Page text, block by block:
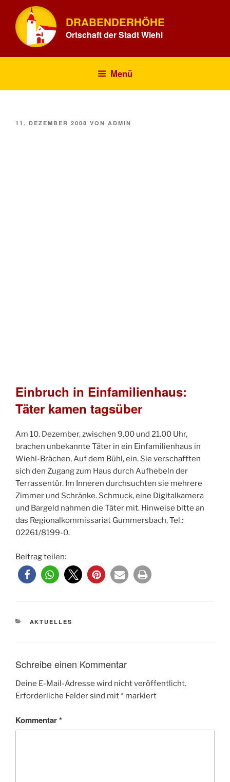
Inhalt
springen
DRABENDERHÖHE
Ortschaft der Stadt Wiehl
Menü
VERÖFFENTLICHT
11. DEZEMBER 2008 VON ADMIN
Einbruch in Einfamilienhaus:
Täter kamen tagsüber
Am 10. Dezember, zwischen 9.00 und 21.00 Uhr,
brachen unbekannte Täter in ein Einfamilienhaus in
Wiehl-Brächen, Auf dem Bühl, ein. Sie verschafften
sich den Zugang zum Haus durch Aufhebeln der
Terrassentür. Im Inneren durchsuchten sie mehrere
Zimmer und Schränke. Schmuck, eine Digitalkamera
und Bargeld nahmen die Täter mit. Hinweise bitte an
das Regionalkommissariat Gummersbach, Tel.:
02261/8199-0.
Beitrag teilen:
KATEGORIEN
AKTUELLES
Schreibe einen Kommentar
Deine E-Mail-Adresse wird nicht veröffentlicht.
Erforderliche Felder sind mit* markiert
Kommentar*